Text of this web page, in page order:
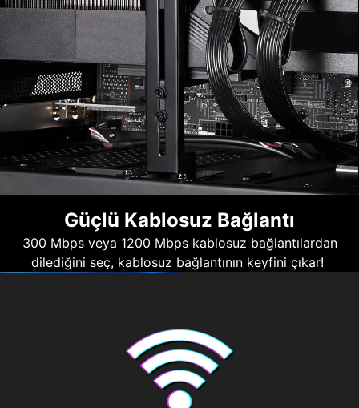
Güçlü Kablosuz Bağlantı
300 Mbps veya 1200 Mbps kablosuz bağlantılardan
dilediğini seç, kablosuz bağlantının keyfini çıkar!